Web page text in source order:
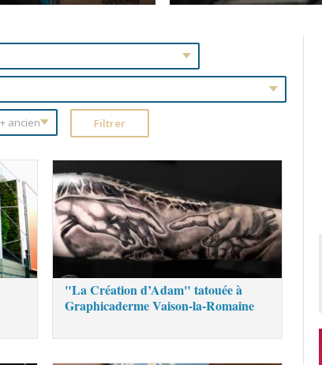
"La Création d’Adam" tatouée à
Graphicaderme Vaison-la-Romaine